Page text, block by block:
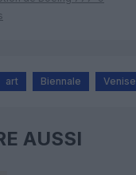
art Biennale Venise
AUSSI